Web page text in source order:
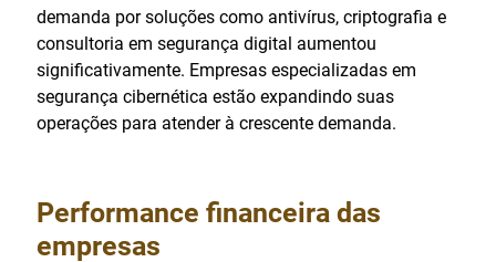
demanda por soluções como antivírus, criptografia e
consultoria em segurança digital aumentou
significativamente. Empresas especializadas em
segurança cibernética estão expandindo suas
operações para atender à crescente demanda.
Performance financeira das
empresas